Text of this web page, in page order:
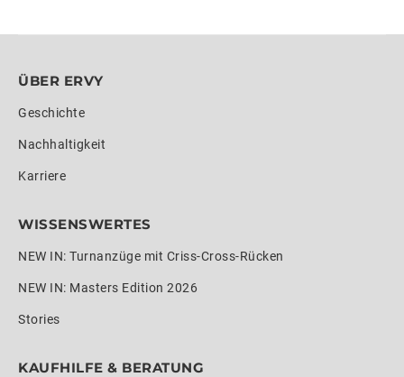
ÜBER ERVY
Geschichte
Nachhaltigkeit
Karriere
WISSENSWERTES
NEW IN: Turnanzüge mit Criss-Cross-Rücken
NEW IN: Masters Edition 2026
Stories
KAUFHILFE & BERATUNG